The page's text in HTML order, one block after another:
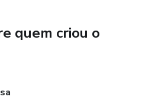
quem criou o